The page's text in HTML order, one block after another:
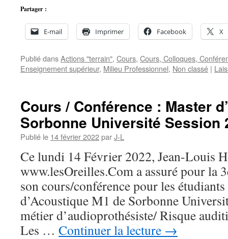
Partager :
E-mail Imprimer Facebook X
Publié dansActions "terrain", Cours, Cours, Colloques,
Enseignement supérieur, Milieu Professionnel, Non classé |
Cours / Conférence : Master
Sorbonne Université Session
Publié le 14 février 2022parJ-L
Ce lundi 14 Février 2022, Jean-Louis
www.lesOreilles.Com a assuré pour la
son cours/conférence pour les
d’Acoustique M1 de Sorbonne
métier d’audioprothésiste/ Risque
Les … Continuer la lecture →